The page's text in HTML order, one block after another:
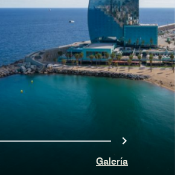
1 2 3 4 5
Galería